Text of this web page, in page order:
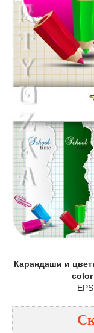
Карандаши и
color